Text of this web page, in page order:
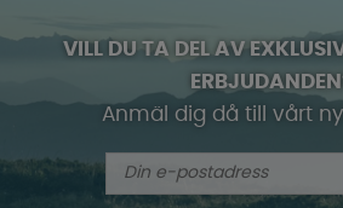
VILL DU TA DEL AV
Anmäl dig då till vårt